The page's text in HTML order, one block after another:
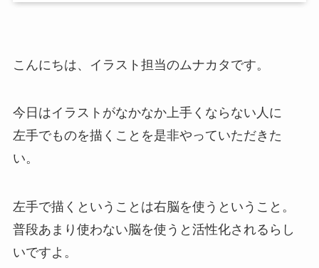
こんにちは、イラスト担当のムナカタです。
今日はイラストがなかなか上手くならない人に
左手でものを描くことを是非やっていただきた
い。
左手で描くということは右脳を使うということ。
普段あまり使わない脳を使うと活性化されるらし
いですよ。